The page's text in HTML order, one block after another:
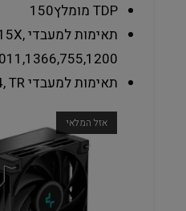
TDP מומלץ
150
תאימות למעבדי INTEL
תאימות למעבדי AMDTR
אזל המלאי